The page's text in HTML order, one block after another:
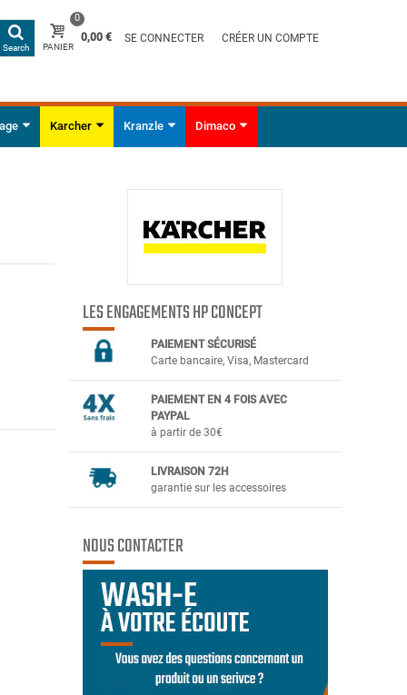
Search PANIER
0
0,00 € SE CONNECTER CRÉER UN COMPTE
Karcher Kranzle Dimaco
LES ENGAGEMENTS HP CONCEPT
PAIEMENT SÉCURISÉ
Carte bancaire, Visa, Mastercard
PAIEMENT EN 4 FOIS AVEC
PAYPAL
à partir de 30€
LIVRAISON 72H
garantie sur les accessoires
NOUS CONTACTER